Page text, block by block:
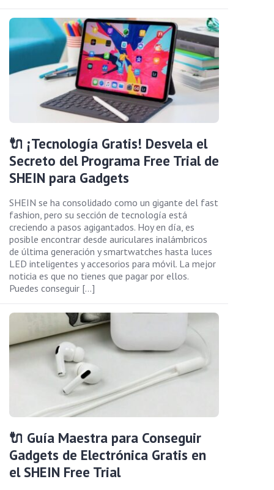
🔌 ¡Tecnología Gratis! Desvela el
Secreto del Programa Free Trial de
SHEIN para Gadgets
SHEIN se ha consolidado como un gigante del fast
fashion, pero su sección de tecnología está
creciendo a pasos agigantados. Hoy en día, es
posible encontrar desde auriculares inalámbricos
de última generación y smartwatches hasta luces
LED inteligentes y accesorios para móvil. La mejor
noticia es que no tienes que pagar por ellos.
Puedes conseguir […]
🔌 Guía Maestra para Conseguir
Gadgets de Electrónica Gratis en
el SHEIN Free Trial